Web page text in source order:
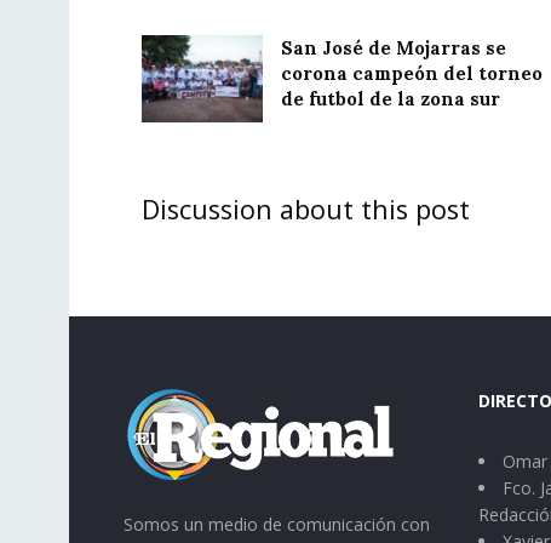
San José de Mojarras se
corona campeón del torneo
de futbol de la zona sur
Discussion about this post
Somos un medio de comunicación con
Fco.